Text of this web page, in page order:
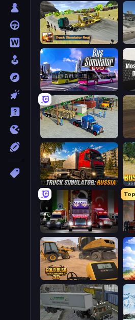
Truck Simulator Real
Bus Simulator: EVO
Offroad Cargo Transport Truck
Truck Simulator: Russia
Top
Truck
Big Euro Truck Driving
Gold Rush: Gold Simulator 3D